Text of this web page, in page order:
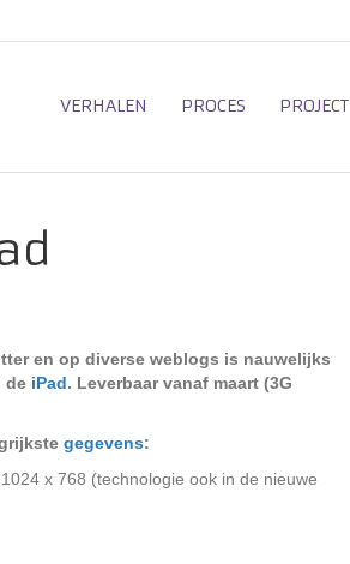
VERHALEN PROCES PROJECT
en op diverse weblogs is nauwelijks
de iPad. Leverbaar vanaf maart (3G
gegevens:
x 768 (technologie ook in de nieuwe